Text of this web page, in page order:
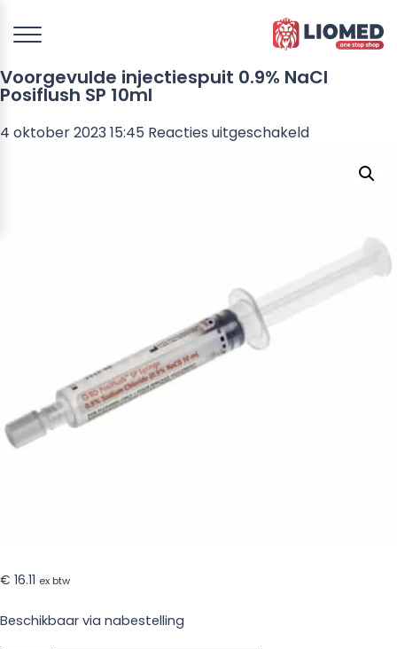
Voorgevulde injectiespuit 0.9% NaCl
Posiflush SP 10ml
4 oktober 2023 15:45 Reacties uitgeschakeldvoor
injectiespuit
Posiflush
10ml
€ 16.11 ex btw
Beschikbaar via nabestelling